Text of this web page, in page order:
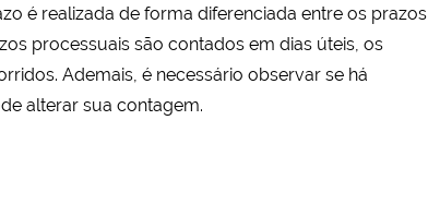
é realizada de forma diferenciada entre os prazos
processuais são contados em dias úteis, os
Ademais, é necessário observar se há
alterar sua contagem.